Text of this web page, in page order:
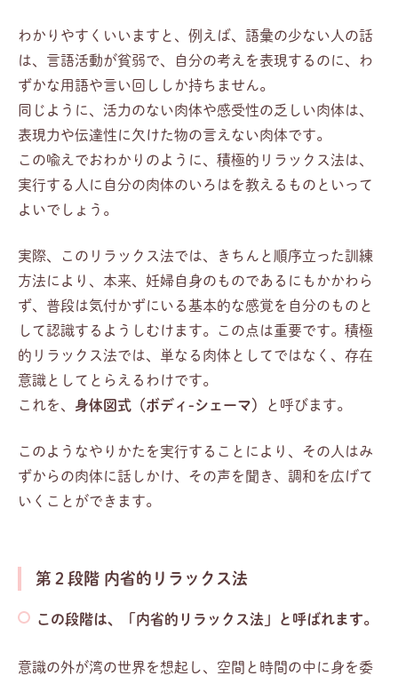
わかりやすくいいますと、例えば、語彙の少ない人の話
は、言語活動が貧弱で、自分の考えを表現するのに、わ
ずかな用語や言い回ししか持ちません。
同じように、活力のない肉体や感受性の乏しい肉体は、
表現力や伝達性に欠けた物の言えない肉体です。
この喩えでおわかりのように、積極的リラックス法は、
実行する人に自分の肉体のいろはを教えるものといって
よいでしょう。
実際、このリラックス法では、きちんと順序立った訓練
方法により、本来、妊婦自身のものであるにもかかわら
ず、普段は気付かずにいる基本的な感覚を自分のものと
して認識するようしむけます。この点は重要です。積極
的リラックス法では、単なる肉体としてではなく、存在
意識としてとらえるわけです。
これを、 身体図式（ボディ-シェーマ） と呼びます。
このようなやりかたを実行することにより、その人はみ
ずからの肉体に話しかけ、その声を聞き、調和を広げて
いくことができます。
第２段階 内省的リラックス法
この段階は、「内省的リラックス法」と呼ばれます。
意識の外が湾の世界を想起し、空間と時間の中に身を委